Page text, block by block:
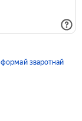
формай зваротнай